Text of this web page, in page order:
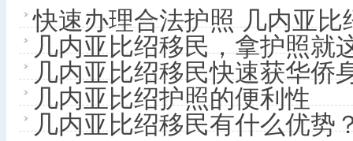
快速办理合法护照 几内亚比
几内亚比绍移民，拿护照就
几内亚比绍移民快速获华侨
几内亚比绍护照的便利性
几内亚比绍移民有什么优势